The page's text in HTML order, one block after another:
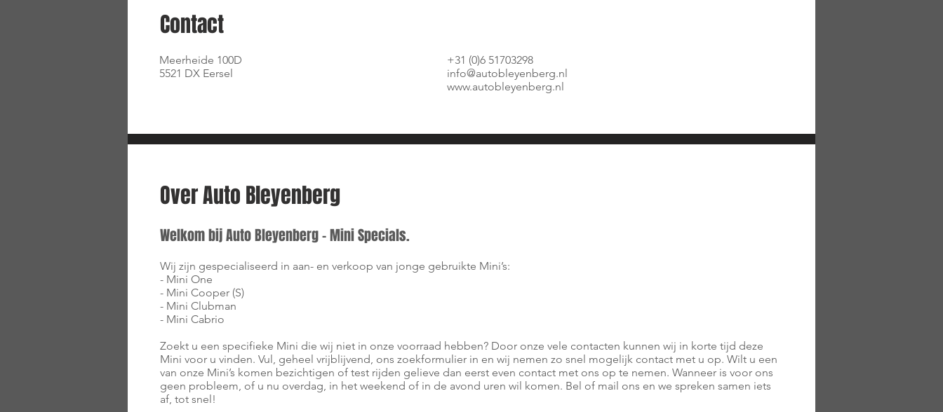
Contact
Meerheide 100D
5521 DX Eersel
+31 (0)6 51703298
info@autobleyenberg.nl
www.autobleyenberg.nl
Over Auto Bleyenberg
Welkom bij Auto Bleyenberg - Mini Specials.
Wij zijn gespecialiseerd in aan- en verkoop van jonge gebruikte Mini’s:
- Mini One
- Mini Cooper (S)
- Mini Clubman
- Mini Cabrio
Zoekt u een specifieke Mini die wij niet in onze voorraad hebben? Door onze vele contacten kunnen wij in korte tijd deze
Mini voor u vinden. Vul, geheel vrijblijvend, ons zoekformulier in en wij nemen zo snel mogelijk contact met u op. Wilt u een
van onze Mini’s komen bezichtigen of test rijden gelieve dan eerst even contact met ons op te nemen. Wanneer is voor ons
geen probleem, of u nu overdag, in het weekend of in de avond uren wil komen. Bel of mail ons en we spreken samen iets
af, tot snel!